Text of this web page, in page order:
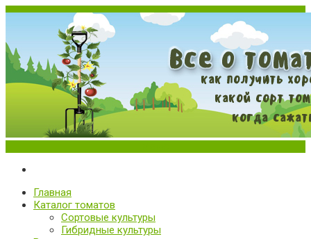
Все о томатах. Выращивание томатов. Сорта и рассада.
Выращивание и уход за томатами
Главная
Каталог томатов
Сортовые культуры
Гибридные культуры